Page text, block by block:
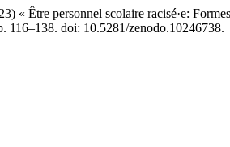
« Être personnel scolaire racisé·e:
116–138. doi: 10.5281/zenodo.10246738.